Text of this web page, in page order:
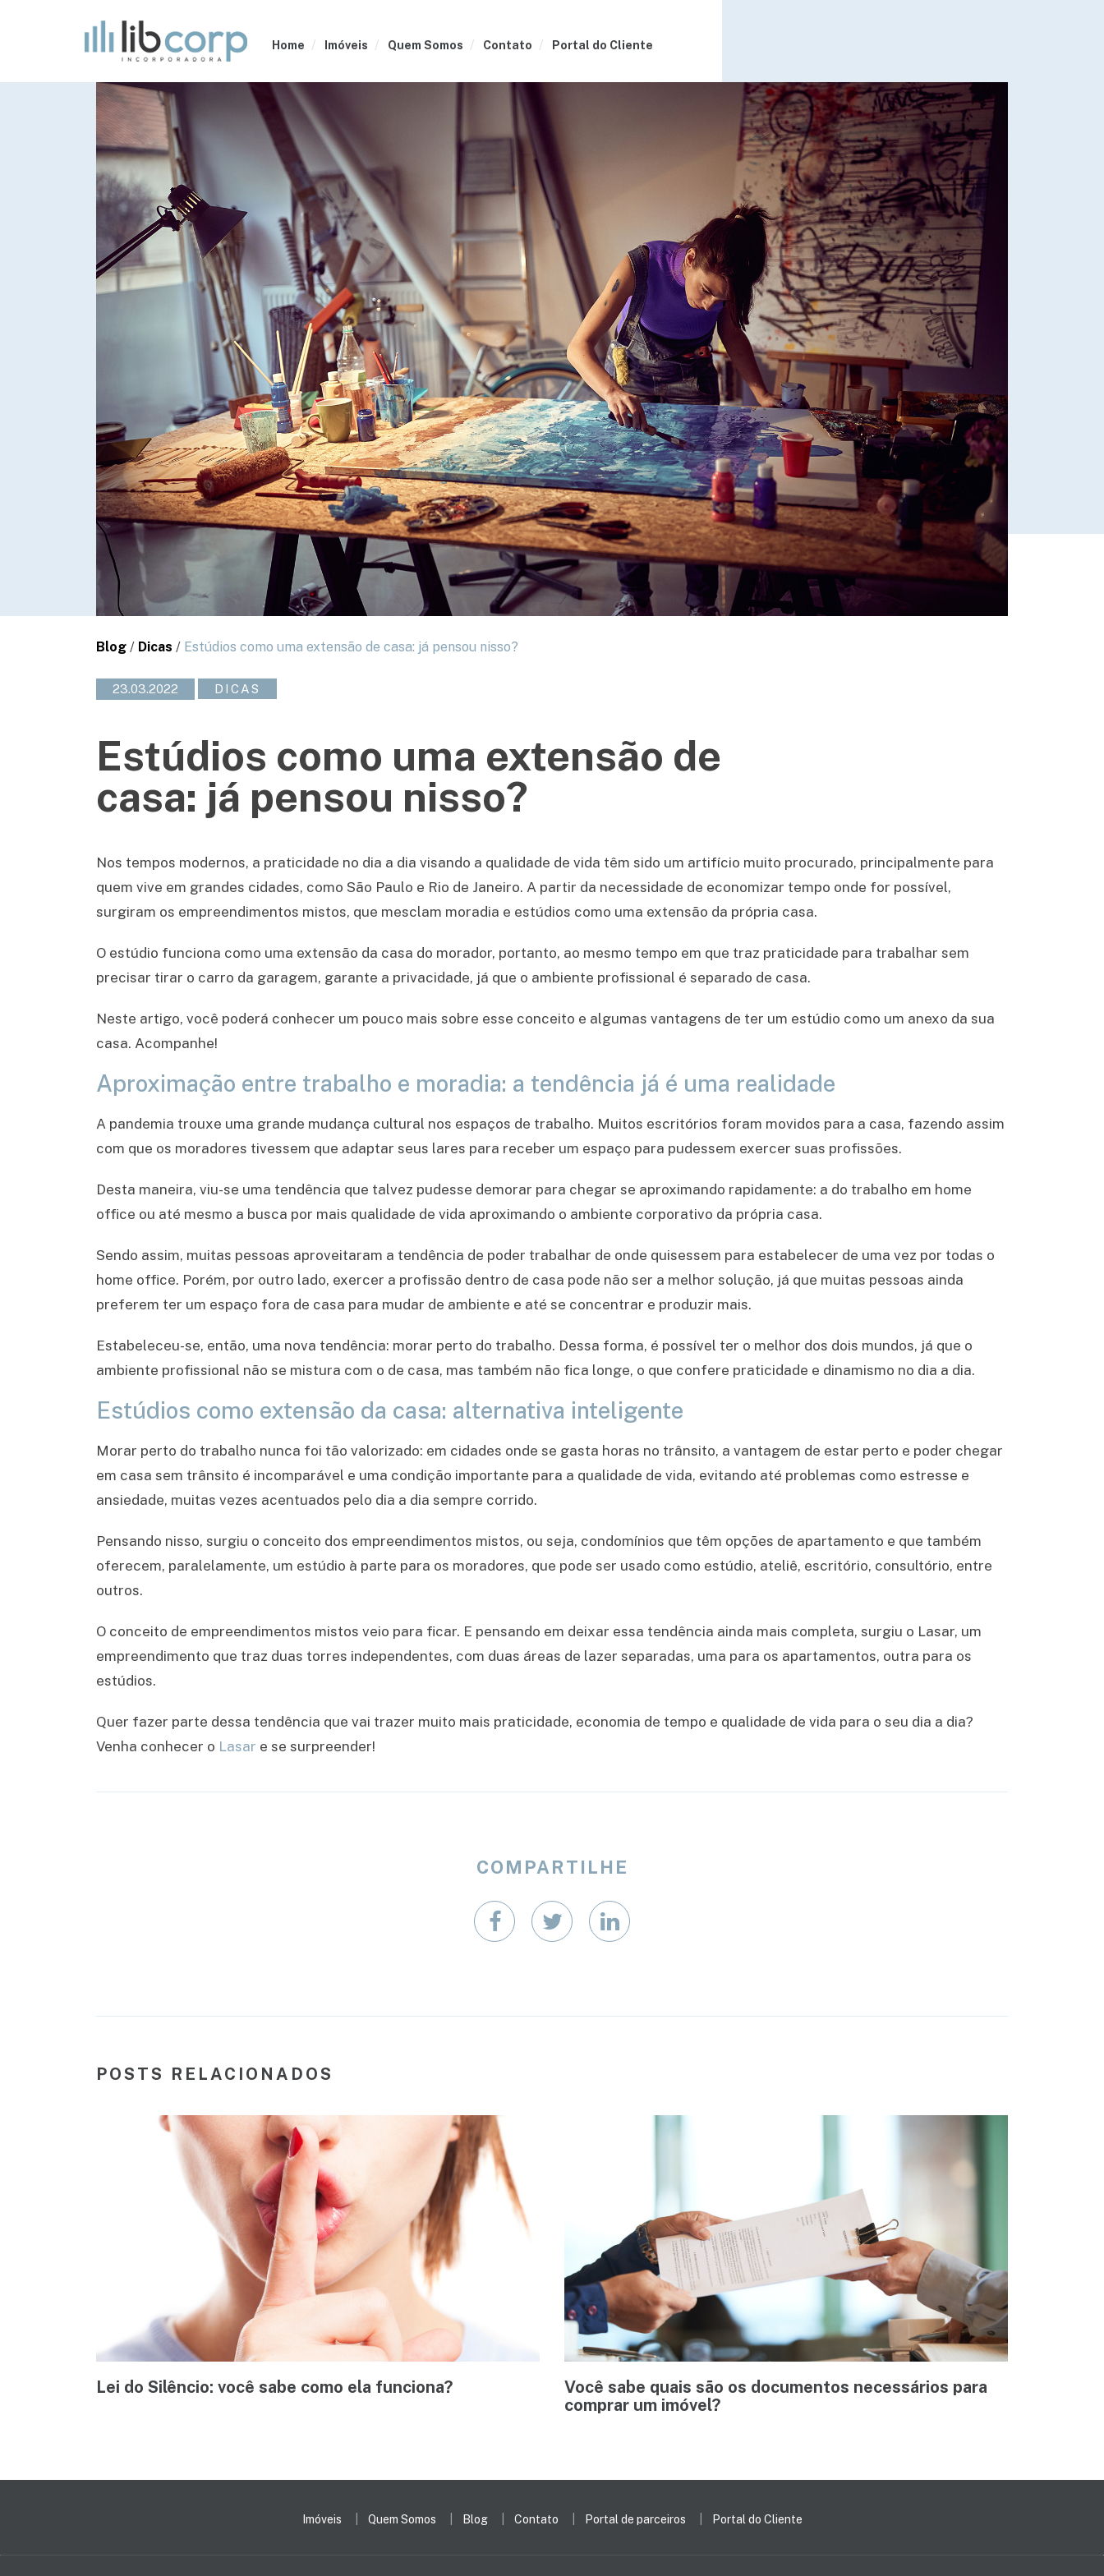
Home Imóveis Quem Somos Contato Portal do Cliente
Blog / Dicas / Estúdios como uma extensão de casa: já pensou nisso?
23.03.2022 DICAS
Estúdios como uma extensão de
casa: já pensou nisso?
Nos tempos modernos, a praticidade no dia a dia visando a qualidade de vida têm sido um artifício muito procurado, principalmente para
quem vive em grandes cidades, como São Paulo e Rio de Janeiro. A partir da necessidade de economizar tempo onde for possível,
surgiram os empreendimentos mistos, que mesclam moradia e estúdios como uma extensão da própria casa.
O estúdio funciona como uma extensão da casa do morador, portanto, ao mesmo tempo em que traz praticidade para trabalhar sem
precisar tirar o carro da garagem, garante a privacidade, já que o ambiente profissional é separado de casa.
Neste artigo, você poderá conhecer um pouco mais sobre esse conceito e algumas vantagens de ter um estúdio como um anexo da sua
casa. Acompanhe!
Aproximação entre trabalho e moradia: a tendência já é uma realidade
A pandemia trouxe uma grande mudança cultural nos espaços de trabalho. Muitos escritórios foram movidos para a casa, fazendo assim
com que os moradores tivessem que adaptar seus lares para receber um espaço para pudessem exercer suas profissões.
Desta maneira, viu-se uma tendência que talvez pudesse demorar para chegar se aproximando rapidamente: a do trabalho em home
office ou até mesmo a busca por mais qualidade de vida aproximando o ambiente corporativo da própria casa.
Sendo assim, muitas pessoas aproveitaram a tendência de poder trabalhar de onde quisessem para estabelecer de uma vez por todas o
home office. Porém, por outro lado, exercer a profissão dentro de casa pode não ser a melhor solução, já que muitas pessoas ainda
preferem ter um espaço fora de casa para mudar de ambiente e até se concentrar e produzir mais.
Estabeleceu-se, então, uma nova tendência: morar perto do trabalho. Dessa forma, é possível ter o melhor dos dois mundos, já que o
ambiente profissional não se mistura com o de casa, mas também não fica longe, o que confere praticidade e dinamismo no dia a dia.
Estúdios como extensão da casa: alternativa inteligente
Morar perto do trabalho nunca foi tão valorizado: em cidades onde se gasta horas no trânsito, a vantagem de estar perto e poder chegar
em casa sem trânsito é incomparável e uma condição importante para a qualidade de vida, evitando até problemas como estresse e
ansiedade, muitas vezes acentuados pelo dia a dia sempre corrido.
Pensando nisso, surgiu o conceito dos empreendimentos mistos, ou seja, condomínios que têm opções de apartamento e que também
oferecem, paralelamente, um estúdio à parte para os moradores, que pode ser usado como estúdio, ateliê, escritório, consultório, entre
outros.
O conceito de empreendimentos mistos veio para ficar. E pensando em deixar essa tendência ainda mais completa, surgiu o Lasar, um
empreendimento que traz duas torres independentes, com duas áreas de lazer separadas, uma para os apartamentos, outra para os
estúdios.
Quer fazer parte dessa tendência que vai trazer muito mais praticidade, economia de tempo e qualidade de vida para o seu dia a dia?
Venha conhecer o Lasar e se surpreender!
COMPARTILHE
POSTS RELACIONADOS
Lei do Silêncio: você sabe como ela funciona?
Você sabe quais são os documentos necessários para
comprar um imóvel?
Imóveis Quem Somos Blog Contato Portal de parceiros Portal do Cliente